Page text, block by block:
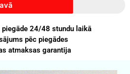
piegāde 24/48 stundu laikā
pēc piegādes
atmaksas garantija